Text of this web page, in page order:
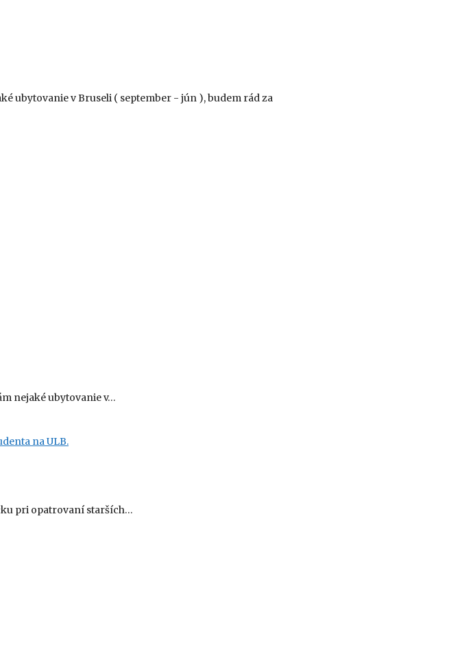
ubytovanie v Bruseli ( september - jún ), budem rád za
nejaké ubytovanie v…
na ULB.
pri opatrovaní starších…